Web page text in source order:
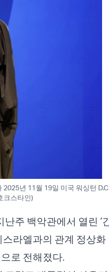
년 11월 19일 미국 워싱턴
크스타인)
주 백악관에서 열린 ‘
스라엘과의 관계 정상화
로 전해졌다.